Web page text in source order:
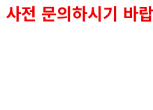
전 문의하시기 바